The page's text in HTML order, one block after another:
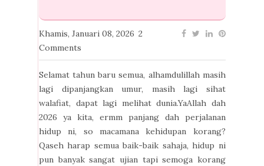
Khamis, Januari 08, 2026 2
Comments
Selamat tahun baru semua, alhamdulillah masih
lagi dipanjangkan umur, masih lagi sihat
walafiat, dapat lagi melihat dunia.YaAllah dah
2026 ya kita, ermm panjang dah perjalanan
hidup ni, so macamana kehidupan korang?
Qaseh harap semua baik-baik sahaja, hidup ni
pun banyak sangat ujian tapi semoga korang